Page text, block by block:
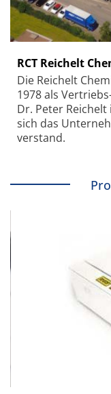
RCT Reichelt
Die Reichelt
1978 als
Dr. Peter
sich das
verstand.